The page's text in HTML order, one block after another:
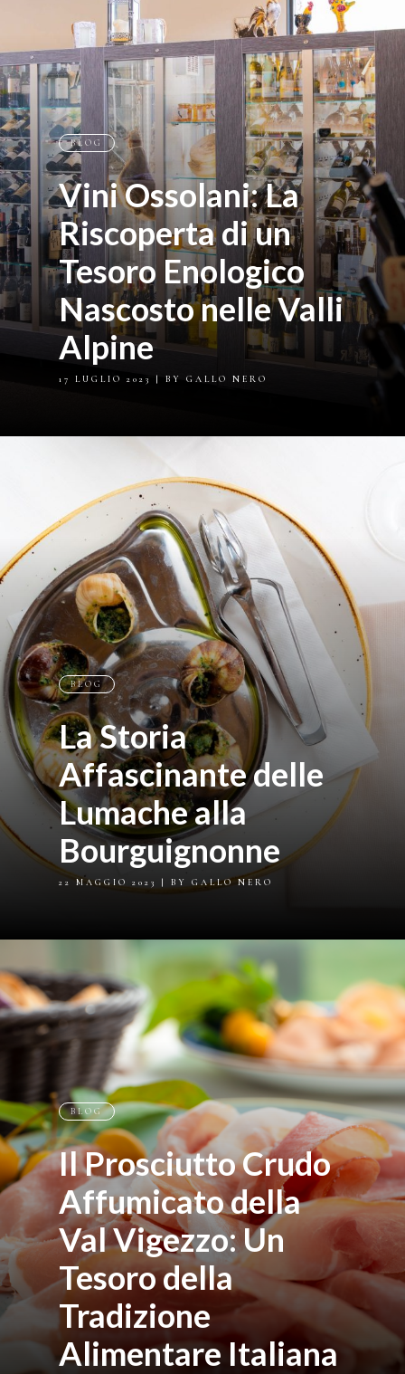
BLOG
Vini Ossolani: La
Riscoperta di un
Tesoro Enologico
Nascosto nelle Valli
Alpine
17 LUGLIO 2023 | BY GALLO NERO
BLOG
La Storia
Affascinante delle
Lumache alla
Bourguignonne
22 MAGGIO 2023 | BY GALLO NERO
BLOG
Il Prosciutto Crudo
Affumicato della
Val Vigezzo: Un
Tesoro della
Tradizione
Alimentare Italiana